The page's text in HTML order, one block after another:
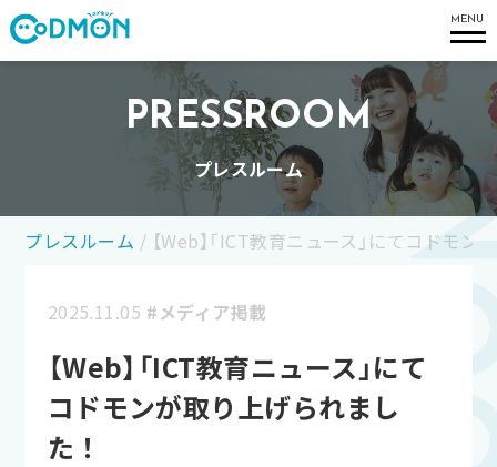
MENU
PRESSROOM
プレスルーム
プレスルーム / 【Web】「ICT教育ニュース」にてコドモ
2025.11.05 #メディア掲載
【Web】「ICT教育ニュース」にて
コドモンが取り上げられまし
た！